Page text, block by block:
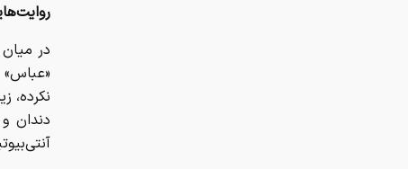
در
نکرده،
دندان